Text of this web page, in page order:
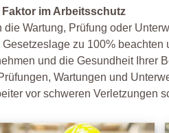
im Arbeitsschutz
Wartung, Prüfung oder
zu 100%
und die Gesundheit Ihrer
Wartungen und
vor schweren Verletzungen